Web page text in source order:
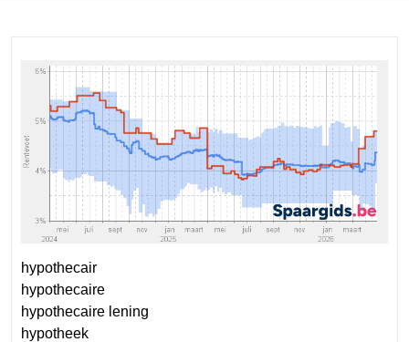
hypothecair
hypothecaire
hypothecaire lening
hypotheek